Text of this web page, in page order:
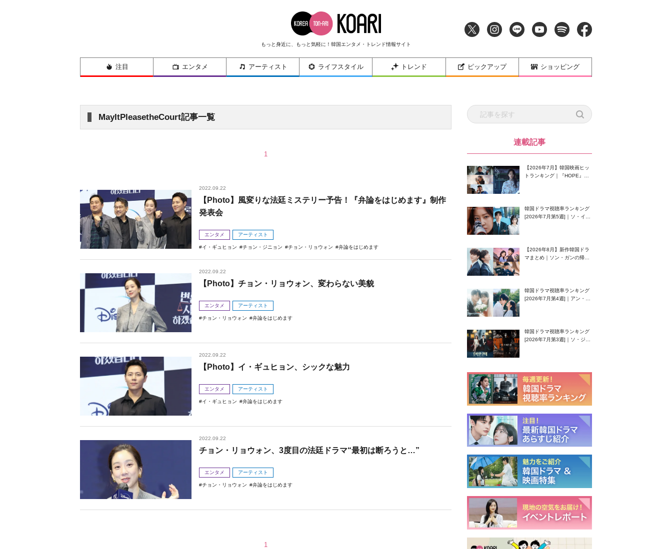
もっと身近に、もっと気軽に！韓国エンタメ・トレンド情報サイト
注目 エンタメ アーティスト ライフスタイル トレンド ピックアップ ショッピング
MayItPleasetheCourt記事一覧
1
2022.09.22
【Photo】風変りな法廷ミステリー予告！『弁論をはじめます』制作
発表会
エンタメ アーティスト
イ・ギュヒョン チョン・ジニョン チョン・リョウォン 弁論をはじめます
2022.09.22
【Photo】チョン・リョウォン、変わらない美貌
エンタメ アーティスト
チョン・リョウォン 弁論をはじめます
2022.09.22
【Photo】イ・ギュヒョン、シックな魅力
エンタメ アーティスト
イ・ギュヒョン 弁論をはじめます
2022.09.22
チョン・リョウォン、3度目の法廷ドラマ“最初は断ろうと…”
エンタメ アーティスト
チョン・リョウォン 弁論をはじめます
1
連載記事
【2026年7月】韓国映画ヒッ
トランキング｜『HOPE』が
韓国ドラマ視聴率ランキング
[2026年7月第5週]｜ソ・イン
【2026年8月】新作韓国ドラ
マまとめ｜ソン・ガンの帰
韓国ドラマ視聴率ランキング
[2026年7月第4週]｜アン・ヒ
韓国ドラマ視聴率ランキング
[2026年7月第3週]｜ソ・ジソ